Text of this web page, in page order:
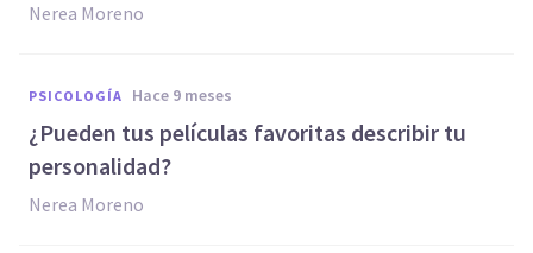
Nerea Moreno
PSICOLOGÍA hace 9 meses
¿Pueden tus películas favoritas describir tu
personalidad?
Nerea Moreno